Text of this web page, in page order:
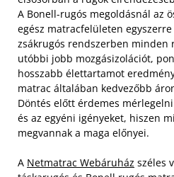
A Bonell-rugós megoldásnál az
egész matracfelületen
zsákrugós rendszerben minden
utóbbi jobb mozgásizolációt,
hosszabb élettartamot
matrac általában kedvezőbb
Döntés előtt érdemes
és az egyéni igényeket, hiszen
megvannak a maga előnyei.
A Netmatrac Webáruház széles